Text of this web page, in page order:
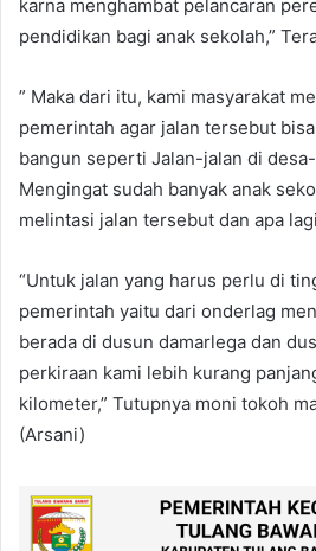
karna menghambat pelancaran
pendidikan bagi anak sekolah,”
” Maka dari itu, kami masyarakat
pemerintah agar jalan tersebut
bangun seperti Jalan-jalan di
Mengingat sudah banyak anak
melintasi jalan tersebut dan apa
“Untuk jalan yang harus perlu di
pemerintah yaitu dari onderlag
berada di dusun damarlega dan
perkiraan kami lebih kurang
kilometer,” Tutupnya moni tokoh
(Arsani)